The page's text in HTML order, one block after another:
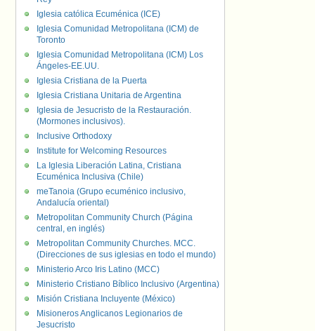
Iglesia católica Ecuménica (ICE)
Iglesia Comunidad Metropolitana (ICM) de
Toronto
Iglesia Comunidad Metropolitana (ICM) Los
Ángeles-EE.UU.
Iglesia Cristiana de la Puerta
Iglesia Cristiana Unitaria de Argentina
Iglesia de Jesucristo de la Restauración.
(Mormones inclusivos).
Inclusive Orthodoxy
Institute for Welcoming Resources
La Iglesia Liberación Latina, Cristiana
Ecuménica Inclusiva (Chile)
meTanoia (Grupo ecuménico inclusivo,
Andalucía oriental)
Metropolitan Community Church (Página
central, en inglés)
Metropolitan Community Churches. MCC.
(Direcciones de sus iglesias en todo el mundo)
Ministerio Arco Iris Latino (MCC)
Ministerio Cristiano Bíblico Inclusivo (Argentina)
Misión Cristiana Incluyente (México)
Misioneros Anglicanos Legionarios de
Jesucristo